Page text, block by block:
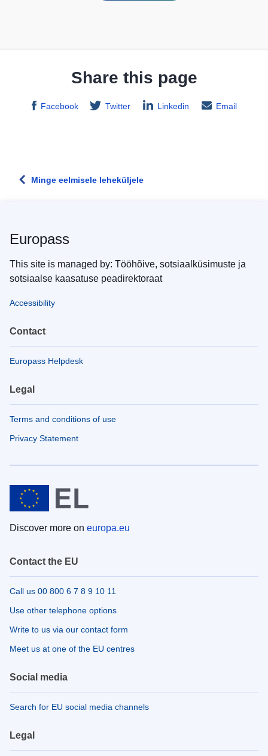
Share this page
Facebook Twitter Linkedin Email
Minge eelmisele leheküljele
Europass
This site is managed by: Tööhõive, sotsiaalküsimuste ja
sotsiaalse kaasatuse peadirektoraat
Accessibility
Contact
Europass Helpdesk
Legal
Terms and conditions of use
Privacy Statement
Discover more on europa.eu
Contact the EU
Call us 00 800 6 7 8 9 10 11
Use other telephone options
Write to us via our contact form
Meet us at one of the EU centres
Social media
Search for EU social media channels
Legal